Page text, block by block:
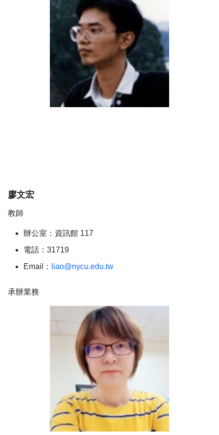
廖文宏
教師
辦公室：資訊館 117
電話：31719
Email：
liao@nycu.edu.tw
承辦業務